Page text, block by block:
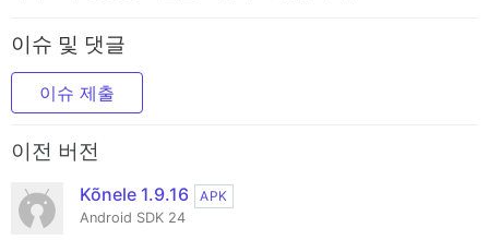
이슈 및 댓글
이슈 제출
이전 버전
Kõnele 1.9.16
APK
Android SDK 24